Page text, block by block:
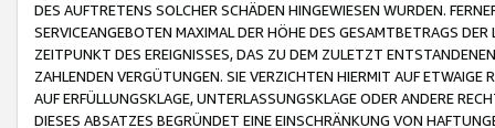
DES AUFTRETENS SOLCHER SCHÄDEN HINGEWIESEN WURDEN.
SERVICEANGEBOTEN MAXIMAL DER HÖHE DES GESAMTBETRAGS
ZEITPUNKT DES EREIGNISSES, DAS ZU DEM ZULETZT
ZAHLENDEN VERGÜTUNGEN. SIE VERZICHTEN HIERMIT AUF
AUF ERFÜLLUNGSKLAGE, UNTERLASSUNGSKLAGE ODER ANDERE
DIESES ABSATZES BEGRÜNDET EINE EINSCHRÄNKUNG VON